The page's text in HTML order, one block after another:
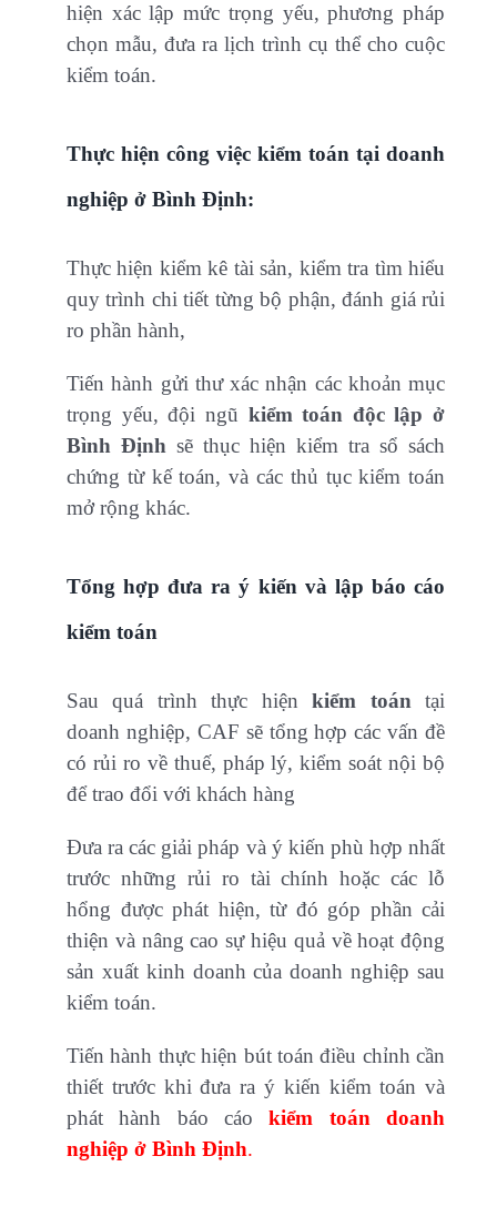
hiện xác lập mức trọng yếu, phương pháp
chọn mẫu, đưa ra lịch trình cụ thể cho cuộc
kiểm toán.
Thực hiện công việc kiểm toán tại doanh
nghiệp ở Bình Định:
Thực hiện kiểm kê tài sản, kiểm tra tìm hiểu
quy trình chi tiết từng bộ phận, đánh giá rủi
ro phần hành,
Tiến hành gửi thư xác nhận các khoản mục
trọng yếu, đội ngũ kiểm toán độc lập ở
Bình Định sẽ thục hiện kiểm tra sổ sách
chứng từ kế toán, và các thủ tục kiểm toán
mở rộng khác.
Tổng hợp đưa ra ý kiến và lập báo cáo
kiểm toán
Sau quá trình thực hiệnkiểm toán tại
doanh nghiệp, CAF sẽ tổng hợp các vấn đề
có rủi ro về thuế, pháp lý, kiểm soát nội bộ
để trao đổi với khách hàng
Đưa ra các giải pháp và ý kiến phù hợp nhất
trước những rủi ro tài chính hoặc các lỗ
hổng được phát hiện, từ đó góp phần cải
thiện và nâng cao sự hiệu quả về hoạt động
sản xuất kinh doanh của doanh nghiệp sau
kiểm toán.
Tiến hành thực hiện bút toán điều chỉnh cần
thiết trước khi đưa ra ý kiến kiểm toán và
phát hành báo cáo
kiểm toán doanh
nghiệp ở Bình Định.